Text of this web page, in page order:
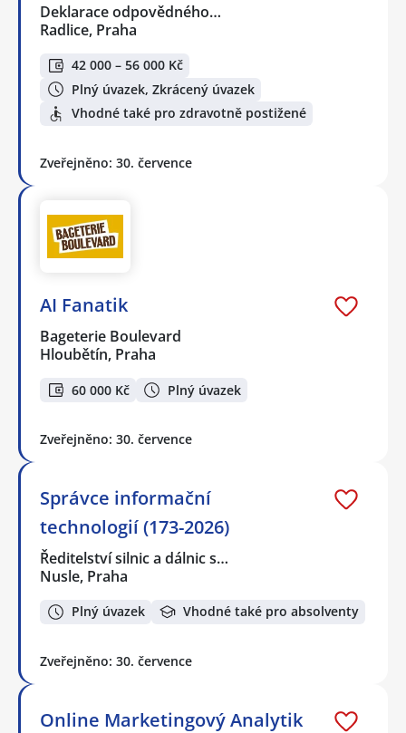
Deklarace odpovědného…
Radlice, Praha
42 000 – 56 000 Kč
Plný úvazek, Zkrácený úvazek
Vhodné také pro zdravotně postižené
Zveřejněno: 30. července
AI Fanatik
Bageterie Boulevard
Hloubětín, Praha
60 000 Kč Plný úvazek
Zveřejněno: 30. července
Správce informační
technologií (173-2026)
Ředitelství silnic a dálnic s…
Nusle, Praha
Plný úvazek Vhodné také pro absolventy
Zveřejněno: 30. července
Online Marketingový Analytik